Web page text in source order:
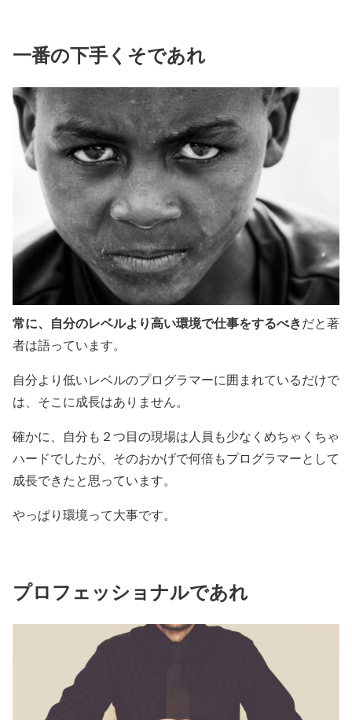
一番の下手くそであれ
常に、自分のレベルより高い環境で仕事をするべきだと著
者は語っています。
自分より低いレベルのプログラマーに囲まれているだけで
は、そこに成長はありません。
確かに、自分も２つ目の現場は人員も少なくめちゃくちゃ
ハードでしたが、そのおかげで何倍もプログラマーとして
成長できたと思っています。
やっぱり環境って大事です。
プロフェッショナルであれ